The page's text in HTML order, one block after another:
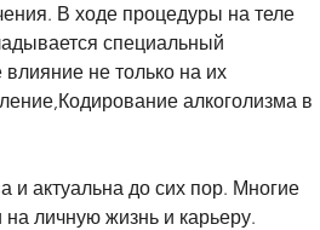
В ходе процедуры на теле
специальный
влияние не только на их
алкоголизма в
и актуальна до сих пор. Многие
личную жизнь и карьеру.